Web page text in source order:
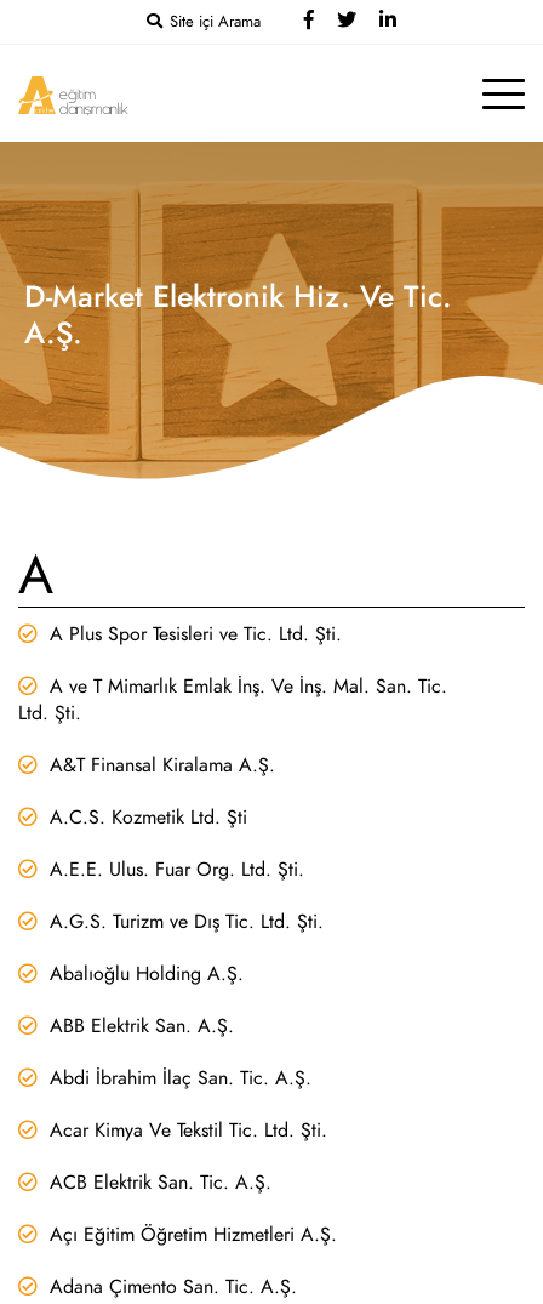
Site içi Arama
D-Market Elektronik Hiz. Ve Tic.
A.Ş.
A
A Plus Spor Tesisleri ve Tic. Ltd. Şti.
A ve T Mimarlık Emlak İnş. Ve İnş. Mal. San. Tic.
Ltd. Şti.
A&T Finansal Kiralama A.Ş.
A.C.S. Kozmetik Ltd. Şti
A.E.E. Ulus. Fuar Org. Ltd. Şti.
A.G.S. Turizm ve Dış Tic. Ltd. Şti.
Abalıoğlu Holding A.Ş.
ABB Elektrik San. A.Ş.
Abdi İbrahim İlaç San. Tic. A.Ş.
Acar Kimya Ve Tekstil Tic. Ltd. Şti.
ACB Elektrik San. Tic. A.Ş.
Açı Eğitim Öğretim Hizmetleri A.Ş.
Adana Çimento San. Tic. A.Ş.